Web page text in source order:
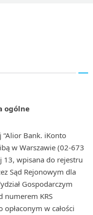
ogólne
Bank. iKonto
w Warszawie (02-673
13, wpisana do rejestru
Sąd Rejonowym dla
Gospodarczym
numerem KRS
w całości